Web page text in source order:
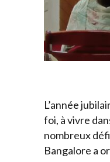
L’année
foi, à vivre
nombreux
Bangalore a